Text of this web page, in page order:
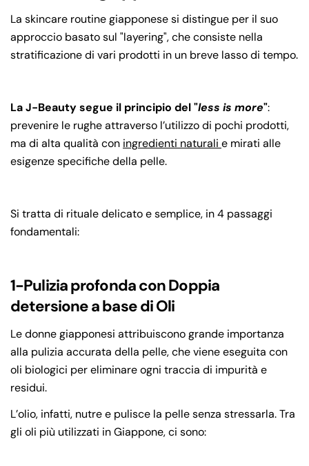
La skincare routine giapponese si distingue per il suo
approccio basato sul "layering", che consiste nella
stratificazione di vari prodotti in un breve lasso di tempo.
La J-Beauty segue il principio del "less is more":
prevenire le rughe attraverso l’utilizzo di pochi prodotti,
ma di alta qualità con ingredienti naturali e mirati alle
esigenze specifiche della pelle.
Si tratta di rituale delicato e semplice, in 4 passaggi
fondamentali:
1-Pulizia profonda con Doppia
detersione a base di Oli
Le donne giapponesi attribuiscono grande importanza
alla pulizia accurata della pelle, che viene eseguita con
oli biologici per eliminare ogni traccia di impurità e
residui.
L’olio, infatti, nutre e pulisce la pelle senza stressarla. Tra
gli oli più utilizzati in Giappone, ci sono: